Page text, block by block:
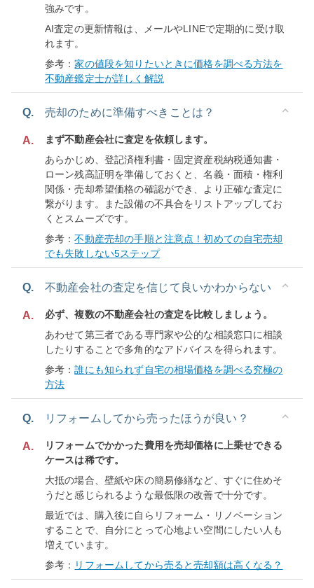
強みです。
AI査定の更新情報は、メールやLINEで定期的に受け取
れます。
参考：家の値段を知りたいときに価格を調べる方法を
不動産鑑定士が詳しく解説
Q. 売却のために準備すべきことは？
A.
まず不動産会社に査定を依頼します。
あらかじめ、登記済権利書・固定資産税納税通知書・
ローン残高証明を準備しておくと、名義・面積・権利
関係・売却希望価格の確認ができ、より正確な査定に
繋がります。また設備の不具合をリストアップしてお
くとスムーズです。
参考：不動産売却の手順と注意点！初めての自宅売却
でも失敗しない5ステップ
Q. 不動産会社の査定を信じて良いかわからない
A.
必ず、複数の不動産会社の査定を比較しましょう。
あわせて第三者である専門家や公的な相談窓口に相談
したりすることで多角的なアドバイスを得られます。
参考：誰にも知られず自宅の相場価格を調べる究極の
方法
Q. リフォームしてから売ったほうが良い？
A.
リフォームでかかった費用を売却価格に上乗せできる
ケースは稀です。
大抵の場合、壁紙や床の簡易修繕など、すぐに住めそ
うだと感じられるような最低限の改善で十分です。
最近では、購入後に自らリフォーム・リノベーション
することで、自分にとって心地よい空間にしたい人も
増えています。
参考： リフォームしてから売ると売却額は高くなる？